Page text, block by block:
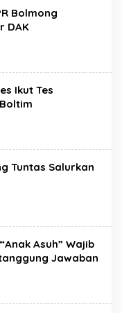
Bolmong
DAK
Ikut Tes
Tuntas Salurkan
Asuh” Wajib
Jawaban